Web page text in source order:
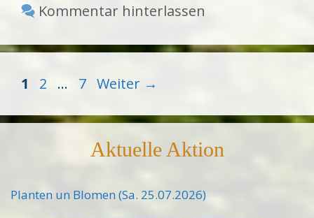
Kommentar hinterlassen
Seite
1 Seite
2 … Seite
7 Weiter →
Aktuelle Aktion
Planten un Blomen (Sa. 25.07.2026)